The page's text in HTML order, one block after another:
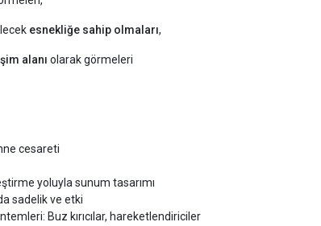
esnekliğe sahip olmaları,
alanı olarak görmeleri
cesareti
yoluyla sunum tasarımı
sadelik ve etki
Buz kırıcılar, hareketlendiriciler